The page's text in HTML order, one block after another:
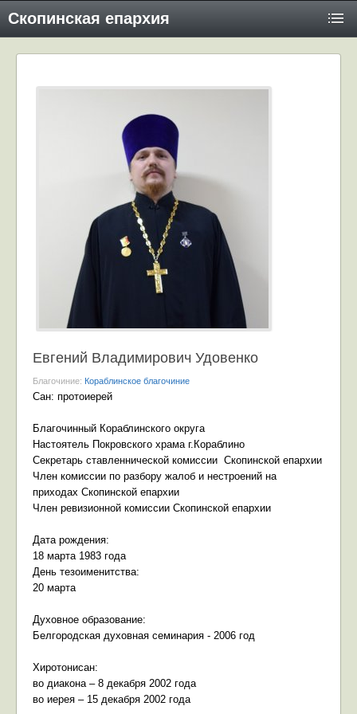
Скопинская епархия
Евгений Владимирович Удовенко
Благочиние: Кораблинское благочиние
Сан: протоиерей
Благочинный Кораблинского округа
Настоятель Покровского храма г.Кораблино
Секретарь ставленнической комиссии Скопинской епархии
Член комиссии по разбору жалоб и нестроений на
приходах Скопинской епархии
Член ревизионной комиссии Скопинской епархии
Дата рождения:
18 марта 1983 года
День тезоименитства:
20 марта
Духовное образование:
Белгородская духовная семинария - 2006 год
Хиротонисан:
во диакона – 8 декабря 2002 года
во иерея – 15 декабря 2002 года